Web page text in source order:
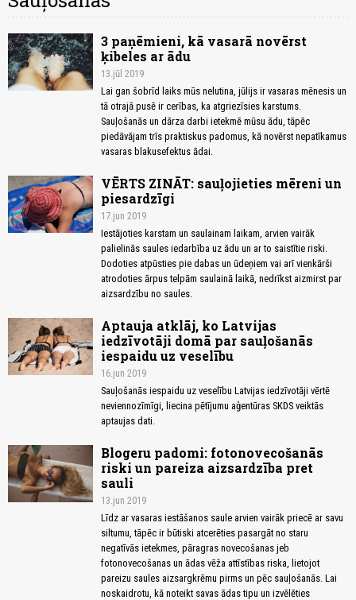
3 paņēmieni, kā vasarā novērst
ķibeles ar ādu
13.jūl 2019
Lai gan šobrīd laiks mūs nelutina, jūlijs ir vasaras mēnesis un
tā otrajā pusē ir cerības, ka atgriezīsies karstums.
Sauļošanās un dārza darbi ietekmē mūsu ādu, tāpēc
piedāvājam trīs praktiskus padomus, kā novērst nepatīkamus
vasaras blakusefektus ādai.
VĒRTS ZINĀT: sauļojieties mēreni un
piesardzīgi
17.jun 2019
Iestājoties karstam un saulainam laikam, arvien vairāk
palielinās saules iedarbība uz ādu un ar to saistītie riski.
Dodoties atpūsties pie dabas un ūdeņiem vai arī vienkārši
atrodoties ārpus telpām saulainā laikā, nedrīkst aizmirst par
aizsardzību no saules.
Aptauja atklāj, ko Latvijas
iedzīvotāji domā par sauļošanās
iespaidu uz veselību
16.jun 2019
Sauļošanās iespaidu uz veselību Latvijas iedzīvotāji vērtē
neviennozīmīgi, liecina pētījumu aģentūras SKDS veiktās
aptaujas dati.
Blogeru padomi: fotonovecošanās
riski un pareiza aizsardzība pret
sauli
13.jun 2019
Līdz ar vasaras iestāšanos saule arvien vairāk priecē ar savu
siltumu, tāpēc ir būtiski atcerēties pasargāt no staru
negatīvās ietekmes, pāragras novecošanas jeb
fotonovecošanas un ādas vēža attīstības riska, lietojot
pareizu saules aizsargkrēmu pirms un pēc sauļošanās. Lai
noskaidrotu, kā noteikt savas ādas tipu un izvēlēties